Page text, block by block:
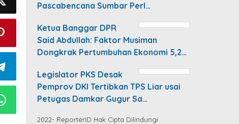
Pascabencana Sumbar Perl…
Ketua Banggar DPR
Said Abdullah: Faktor Musiman
Dongkrak Pertumbuhan Ekonomi 5,2…
Legislator PKS Desak
Pemprov DKI Tertibkan TPS Liar usai
Petugas Damkar Gugur Sa…
2022- ReporterID Hak Cipta Dilindungi